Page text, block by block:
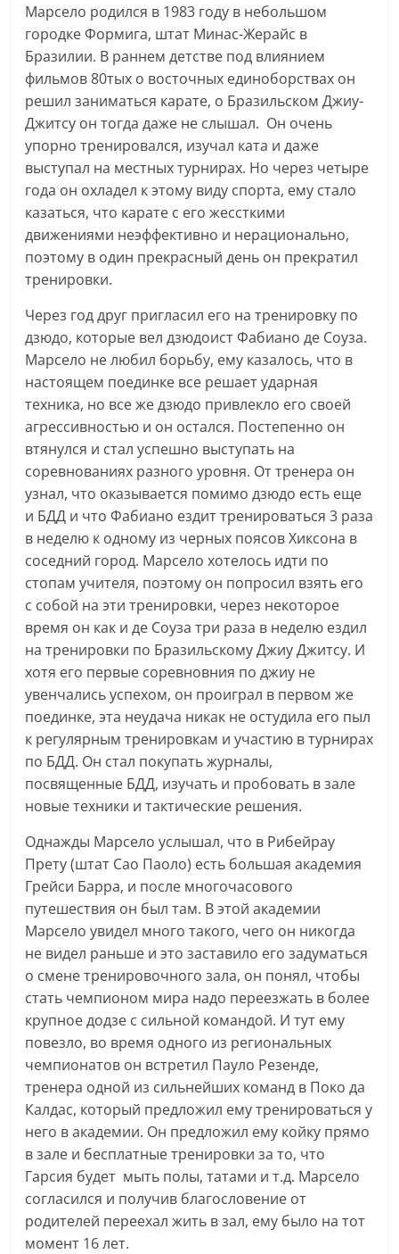
Марсело родился в 1983 году в небольшом
городке Формига, штат Минас-Жерайс в
Бразилии. В раннем детстве под влиянием
фильмов 80тых о восточных единоборствах он
решил заниматься карате, о Бразильском Джиу-
Джитсу он тогда даже не слышал. Он очень
упорно тренировался, изучал ката и даже
выступал на местных турнирах. Но через четыре
года он охладел к этому виду спорта, ему стало
казаться, что карате с его жессткими
движениями неэффективно и нерационально,
поэтому в один прекрасный день он прекратил
тренировки.
Через год друг пригласил его на тренировку по
дзюдо, которые вел дзюдоист Фабиано де Соуза.
Марсело не любил борьбу, ему казалось, что в
настоящем поединке все решает ударная
техника, но все же дзюдо привлекло его своей
агрессивностью и он остался. Постепенно он
втянулся и стал успешно выступать на
соревнованиях разного уровня. От тренера он
узнал, что оказывается помимо дзюдо есть еще
и БДД и что Фабиано ездит тренироваться 3 раза
в неделю к одному из черных поясов Хиксона в
соседний город. Марсело хотелось идти по
стопам учителя, поэтому он попросил взять его
с собой на эти тренировки, через некоторое
время он как и де Соуза три раза в неделю ездил
на тренировки по Бразильскому Джиу Джитсу. И
хотя его первые соревновния по джиу не
увенчались успехом, он проиграл в первом же
поединке, эта неудача никак не остудила его пыл
к регулярным тренировкам и участию в турнирах
по БДД. Он стал покупать журналы,
посвященные БДД, изучать и пробовать в зале
новые техники и тактические решения.
Однажды Марсело услышал, что в Рибейрау
Прету (штат Сао Паоло) есть большая академия
Грейси Барра, и после многочасового
путешествия он был там. В этой академии
Марсело увидел много такого, чего он никогда
не видел раньше и это заставило его задуматься
о смене тренировочного зала, он понял, чтобы
стать чемпионом мира надо переезжать в более
крупное додзе с сильной командой. И тут ему
повезло, во время одного из региональных
чемпионатов он встретил Пауло Резенде,
тренера одной из сильнейших команд в Поко да
Калдас, который предложил ему тренироваться у
него в академии. Он предложил ему койку прямо
в зале и бесплатные тренировки за то, что
Гарсия будет мыть полы, татами и т.д. Марсело
согласился и получив благословение от
родителей переехал жить в зал, ему было на тот
момент 16 лет.